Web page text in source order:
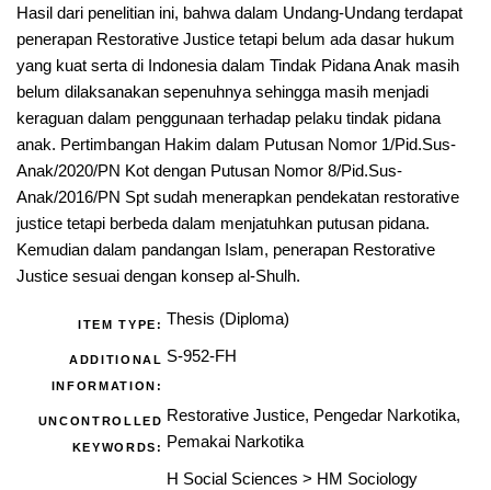
Hasil dari penelitian ini, bahwa dalam Undang-Undang terdapat
penerapan Restorative Justice tetapi belum ada dasar hukum
yang kuat serta di Indonesia dalam Tindak Pidana Anak masih
belum dilaksanakan sepenuhnya sehingga masih menjadi
keraguan dalam penggunaan terhadap pelaku tindak pidana
anak. Pertimbangan Hakim dalam Putusan Nomor 1/Pid.Sus-
Anak/2020/PN Kot dengan Putusan Nomor 8/Pid.Sus-
Anak/2016/PN Spt sudah menerapkan pendekatan restorative
justice tetapi berbeda dalam menjatuhkan putusan pidana.
Kemudian dalam pandangan Islam, penerapan Restorative
Justice sesuai dengan konsep al-Shulh.
ITEM TYPE: Thesis (Diploma)
ADDITIONAL
INFORMATION:
S-952-FH
UNCONTROLLED
KEYWORDS:
Restorative Justice, Pengedar Narkotika,
Pemakai Narkotika
H Social Sciences > HM Sociology